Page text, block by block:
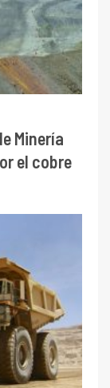
Minería
el cobre